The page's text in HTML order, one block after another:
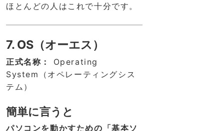
ほとんどの人はこれで十分です。
7. OS（オーエス）
正式名称：
Operating
System（オペレーティングシス
テム）
簡単に言うと
パソコンを動かすための「基本ソ